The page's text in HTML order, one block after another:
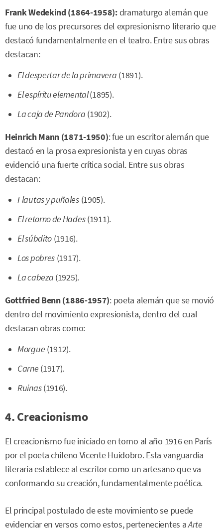
Frank Wedekind (1864-1958):dramaturgo alemán que
fue uno de los precursores del expresionismo literario que
destacó fundamentalmente en el teatro. Entre sus obras
destacan:
El despertar de la primavera (1891).
El espíritu elemental(1895).
La caja de Pandora (1902).
Heinrich Mann (1871-1950): fue un escritor alemán que
destacó en la prosa expresionista y en cuyas obras
evidenció una fuerte crítica social. Entre sus obras
destacan:
Flautas y puñales(1905).
El retorno de Hades(1911).
El súbdito (1916).
Los pobres (1917).
La cabeza (1925).
Gottfried Benn (1886-1957): poeta alemán que se movió
dentro del movimiento expresionista, dentro del cual
destacan obras como:
Morgue (1912).
Carne (1917).
Ruinas(1916).
4. Creacionismo
El creacionismo fue iniciado en torno al año 1916 en París
por el poeta chileno Vicente Huidobro. Esta vanguardia
literaria establece al escritor como un artesano que va
conformando su creación, fundamentalmente poética.
El principal postulado de este movimiento se puede
evidenciar en versos como estos, pertenecientes aArte